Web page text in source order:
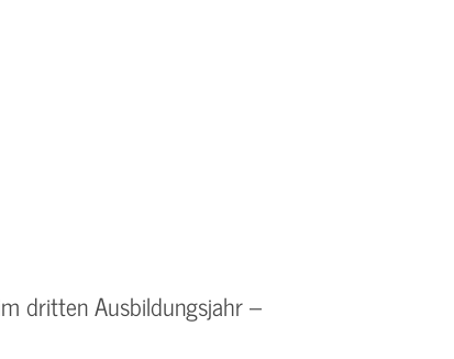
dritten Ausbildungsjahr –